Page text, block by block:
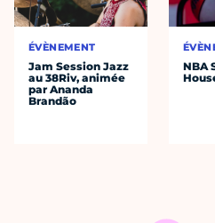
ÉVÈNEMENT
Jam Session Jazz
au 38Riv, animée
par Ananda
Brandão
NBA